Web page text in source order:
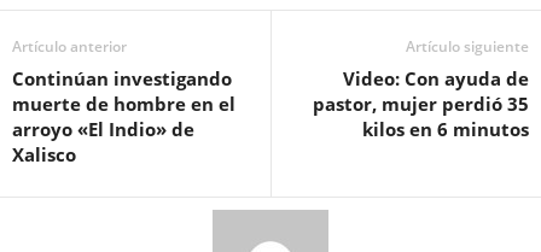
Artículo anterior
Continúan investigando
muerte de hombre en el
arroyo «El Indio» de
Xalisco
Artículo siguiente
Video: Con ayuda de
pastor, mujer perdió 35
kilos en 6 minutos